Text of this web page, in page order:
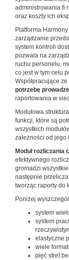
administrowania fi
oraz koszty ich
Platforma
zarządzanie
system kontroli
pozwala na
ruchu personelu,
co jest w tym celu
Współpracujące
potrzebę
raportowania w
Modułowa
funkcji, które są
wszystkich
zależności od jego
Moduł rozliczania
efektywnego
gromadzi
następnie
tworząc raporty do
Poniżej
system
system
elastyczne
wiele
pięć stref